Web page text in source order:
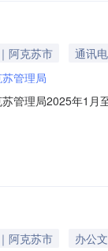
阿克苏市
通讯
管理局
管理局2025年1
：13采购需求功
阿克苏市
办公